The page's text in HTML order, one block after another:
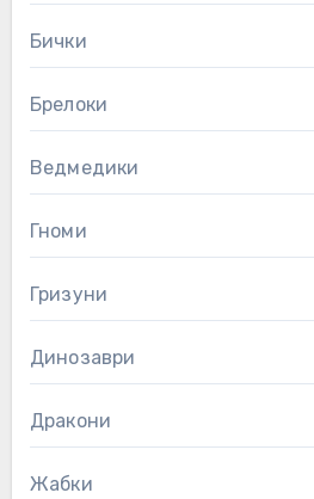
Бички
Брелоки
Ведмедики
Гноми
Гризуни
Динозаври
Дракони
Жабки